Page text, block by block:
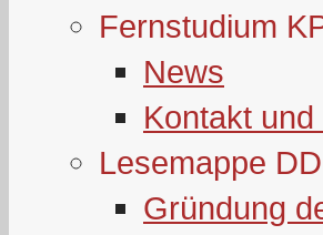
Fernstudium
News
Kontakt
Lesemappe
Gründung